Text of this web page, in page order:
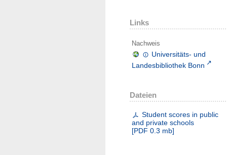
Links
Nachweis
Universitäts- und
Landesbibliothek Bonn
Dateien
Student scores in public
and private schools
[PDF 0.3 mb]